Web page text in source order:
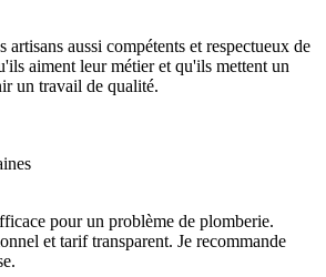
artisans aussi compétents et respectueux de
aiment leur métier et qu'ils mettent un
un travail de qualité.
pour un problème de plomberie.
et tarif transparent. Je recommande